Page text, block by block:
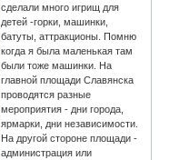
сделали много игрищ для
детей -горки, машинки,
батуты, аттракционы. Помню
когда я была маленькая там
были тоже машинки. На
главной площади Славянска
проводятся разные
мероприятия - дни города,
ярмарки, дни независимости.
На другой стороне площади -
администрация или